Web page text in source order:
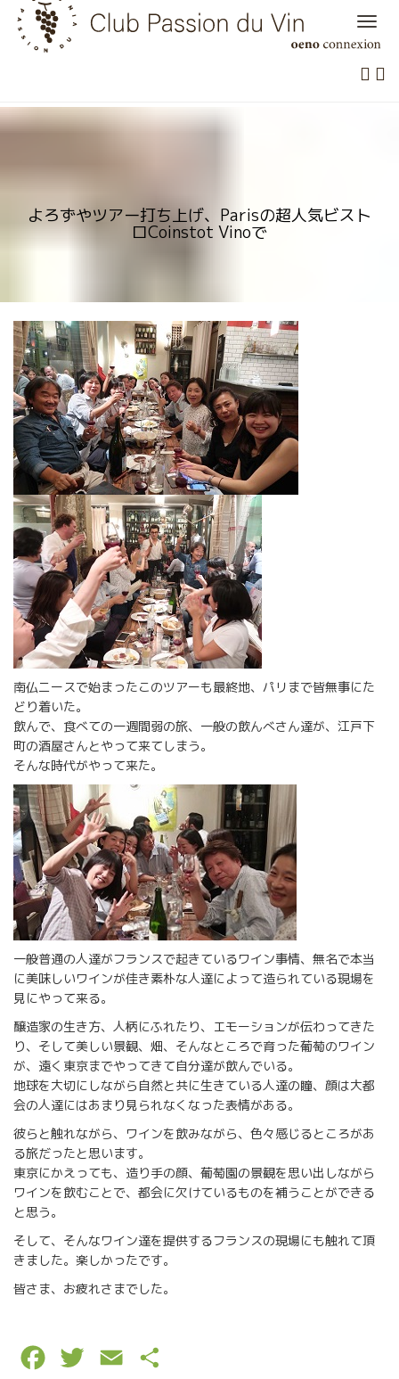
Skip
content
よろずやツアー打ち上げ、Parisの超人気ビスト
ロCoinstot Vinoで
南仏ニースで始まったこのツアーも最終地、パリまで皆無事にた
どり着いた。
飲んで、食べての一週間弱の旅、一般の飲んべさん達が、江戸下
町の酒屋さんとやって来てしまう。
そんな時代がやって来た。
一般普通の人達がフランスで起きているワイン事情、無名で本当
に美味しいワインが佳き素朴な人達によって造られている現場を
見にやって来る。
醸造家の生き方、人柄にふれたり、エモーションが伝わってきた
り、そして美しい景観、畑、そんなところで育った葡萄のワイン
が、遠く東京までやってきて自分達が飲んでいる。
地球を大切にしながら自然と共に生きている人達の瞳、顔は大都
会の人達にはあまり見られなくなった表情がある。
彼らと触れながら、ワインを飲みながら、色々感じるところがあ
る旅だったと思います。
東京にかえっても、造り手の顔、葡萄園の景観を思い出しながら
ワインを飲むことで、都会に欠けているものを補うことができる
と思う。
そして、そんなワイン達を提供するフランスの現場にも触れて頂
きました。楽しかったです。
皆さま、お疲れさまでした。